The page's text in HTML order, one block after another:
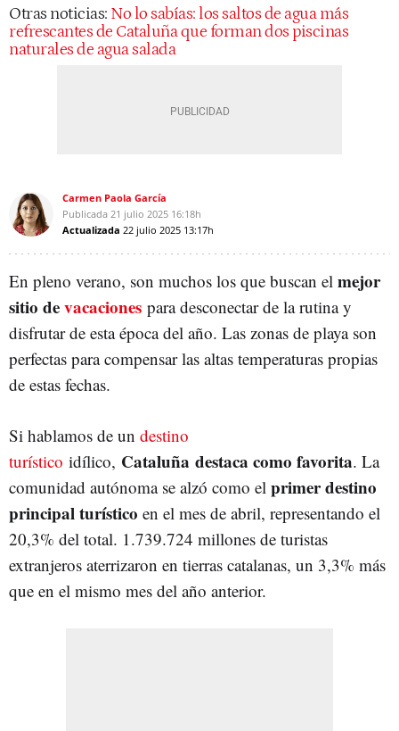
Otras noticias: No lo sabías: los saltos de agua más
refrescantes de Cataluña que forman dos piscinas
naturales de agua salada
Carmen Paola García
Publicada 21 julio 2025 16:18h
Actualizada 22 julio 2025 13:17h
En pleno verano, son muchos los que buscan el mejor
sitio devacaciones para desconectar de la rutina y
disfrutar de esta época del año. Las zonas de playa son
perfectas para compensar las altas temperaturas propias
de estas fechas.
Si hablamos de un destino
turístico idílico, Cataluña destaca como favorita. La
comunidad autónoma se alzó como el primer destino
principal turístico en el mes de abril, representando el
20,3% del total. 1.739.724 millones de turistas
extranjeros aterrizaron en tierras catalanas, un 3,3% más
que en el mismo mes del año anterior.